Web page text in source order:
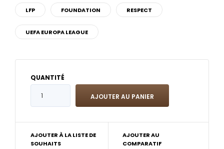
LFP FOUNDATION RESPECT
UEFA EUROPA LEAGUE
QUANTITÉ
AJOUTER À LA LISTE DE
SOUHAITS
AJOUTER AU
COMPARATIF